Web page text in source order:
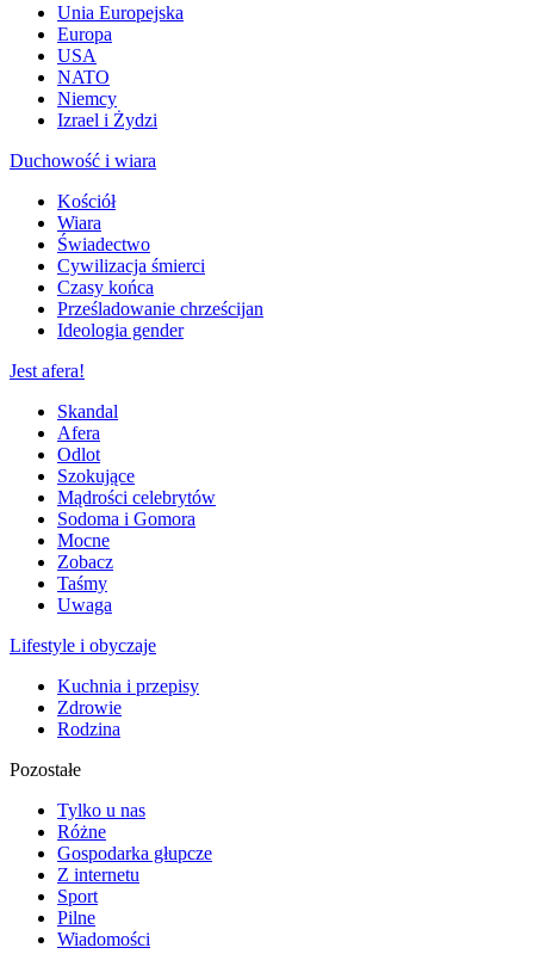
Unia Europejska
Europa
USA
NATO
Niemcy
Izrael i Żydzi
Duchowość i wiara
Kościół
Wiara
Świadectwo
Cywilizacja śmierci
Czasy końca
Prześladowanie chrześcijan
Ideologia gender
Jest afera!
Skandal
Afera
Odlot
Szokujące
Mądrości celebrytów
Sodoma i Gomora
Mocne
Zobacz
Taśmy
Uwaga
Lifestyle i obyczaje
Kuchnia i przepisy
Zdrowie
Rodzina
Pozostałe
Tylko u nas
Różne
Gospodarka głupcze
Z internetu
Sport
Pilne
Wiadomości